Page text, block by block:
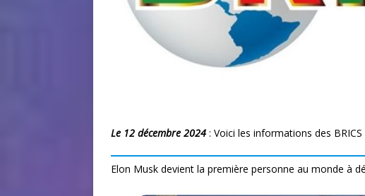
Le 12 décembre 2024 : Voici les informations des
Elon Musk devient la première personne au monde à